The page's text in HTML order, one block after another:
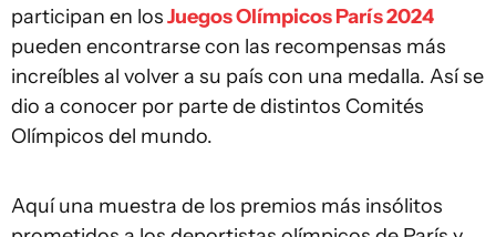
participan en losJuegos Olímpicos París 2024
pueden encontrarse con las recompensas más
increíbles al volver a su país con una medalla. Así se
dio a conocer por parte de distintos Comités
Olímpicos del mundo.
Aquí una muestra de los premios más insólitos